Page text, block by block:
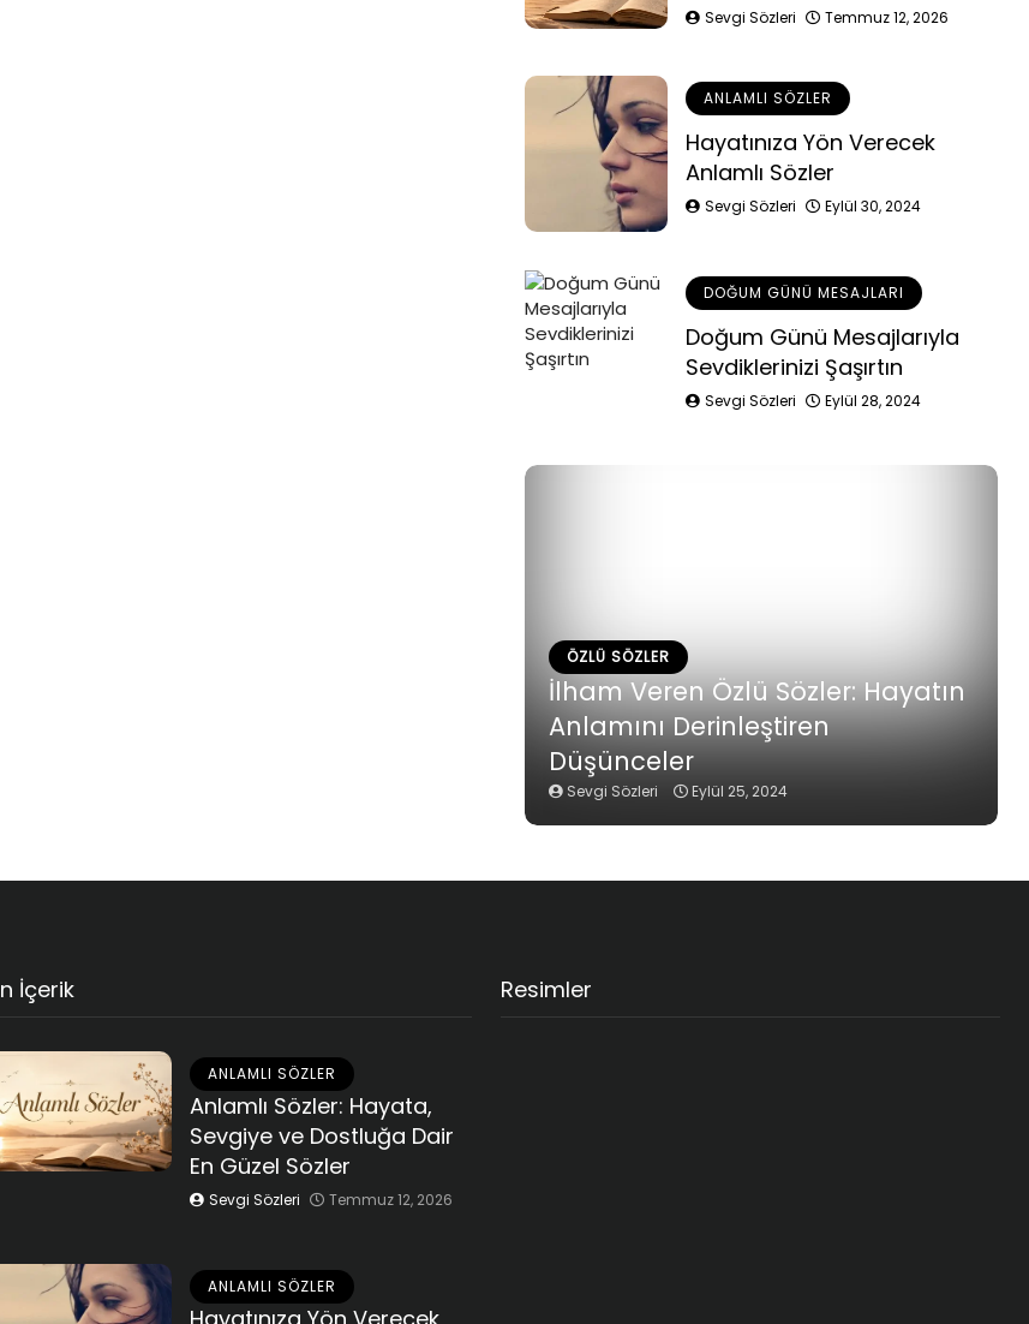
Sevgi Sözleri Temmuz 12, 2026
ANLAMLI SÖZLER
Hayatınıza Yön Verecek
Anlamlı Sözler
Sevgi Sözleri Eylül 30, 2024
DOĞUM GÜNÜ MESAJLARI
Doğum Günü Mesajlarıyla
Sevdiklerinizi Şaşırtın
Sevgi Sözleri Eylül 28, 2024
ÖZLÜ SÖZLER
İlham Veren Özlü Sözler: Hayatın
Anlamını Derinleştiren
Düşünceler
Sevgi Sözleri Eylül 25, 2024
İçerik
ANLAMLI SÖZLER
Anlamlı Sözler: Hayata,
Sevgiye ve Dostluğa Dair
En Güzel Sözler
Sevgi Sözleri Temmuz 12, 2026
ANLAMLI SÖZLER
Resimler